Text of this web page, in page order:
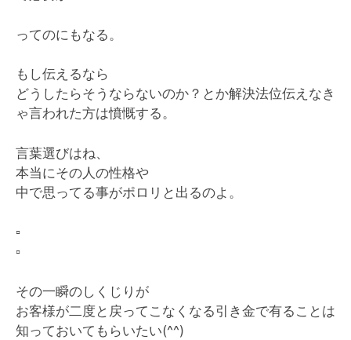
ってのにもなる。
もし伝えるなら
どうしたらそうならないのか？とか解決法位伝えなき
ゃ言われた方は憤慨する。
言葉選びはね、
本当にその人の性格や
中で思ってる事がポロリと出るのよ。
▫️
▫️
その一瞬のしくじりが
お客様が二度と戻ってこなくなる引き金で有ることは
知っておいてもらいたい(^^)